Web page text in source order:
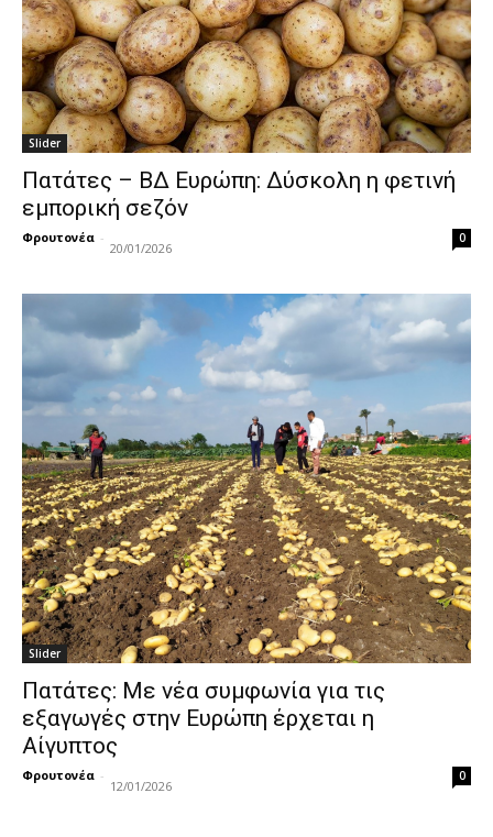
Slider
Πατάτες – ΒΔ Ευρώπη: Δύσκολη η φετινή
εμπορική σεζόν
Φρουτονέα -
20/01/2026
0
Slider
Πατάτες: Με νέα συμφωνία για τις
εξαγωγές στην Ευρώπη έρχεται η
Αίγυπτος
Φρουτονέα -
12/01/2026
0